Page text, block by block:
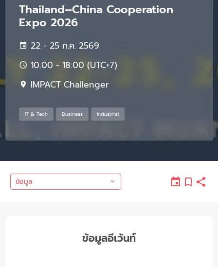
Thailand–China Cooperation
Expo 2026
22 - 25 ก.ค. 2569
10:00 - 18:00 (UTC+7)
IMPACT Challenger
IT & Tech Business Industrial
ข้อมูล
ข้อมูลอีเว้นท์